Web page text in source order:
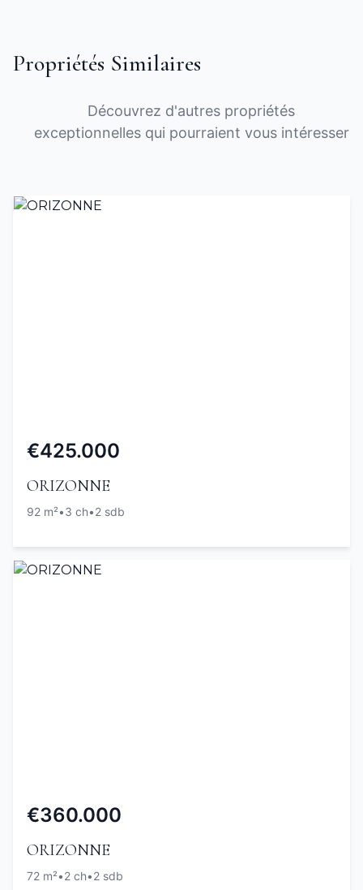
Propriétés Similaires
Découvrez d'autres propriétés
exceptionnelles qui pourraient vous intéresser
€425.000
ORIZONNE
92 m²•3 ch•2 sdb
€360.000
ORIZONNE
72 m²•2 ch•2 sdb